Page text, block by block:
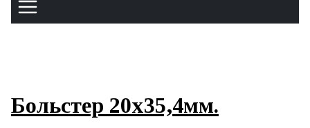
Больстер 20х35,4мм.